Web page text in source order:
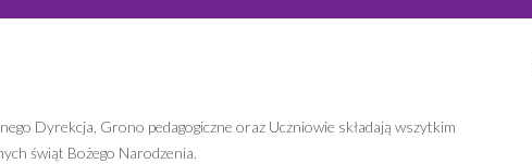
Dyrekcja, Grono pedagogiczne oraz Uczniowie składają wszytkim
świąt Bożego Narodzenia.